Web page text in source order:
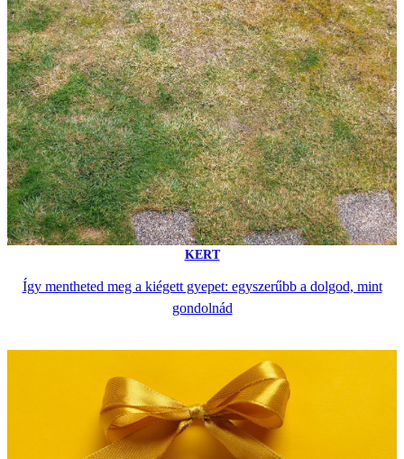
KERT
Így mentheted meg a kiégett gyepet: egyszerűbb a dolgod, mint
gondolnád